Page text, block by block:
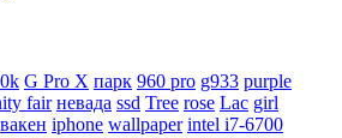
G Pro X парк 960 pro g933 purple
fair невада ssd Tree rose Lac girl
вакен iphone wallpaper intel i7-6700